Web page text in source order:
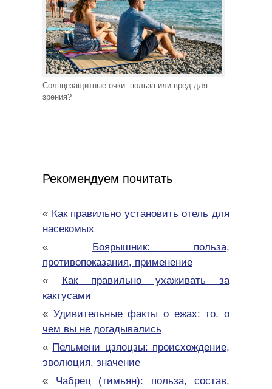
Солнцезащитные очки: польза или вред для
зрения?
Рекомендуем почитать
« Как правильно установить отель для
насекомых
« Боярышник: польза,
противопоказания, применение
« Как правильно ухаживать за
кактусами
« Удивительные факты о ежах: то, о
чем вы не догадывались
« Пельмени цзяоцзы: происхождение,
эволюция, значение
« Чабрец (тимьян): польза, состав,